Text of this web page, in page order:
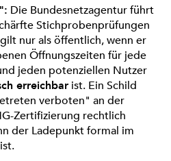
Die Bundesnetzagentur führt
Stichprobenprüfungen
nur als öffentlich, wenn er
Öffnungszeiten für jede
jeden potenziellen Nutzer
erreichbar ist. Ein Schild
verboten" an der
Zertifizierung rechtlich
der Ladepunkt formal im